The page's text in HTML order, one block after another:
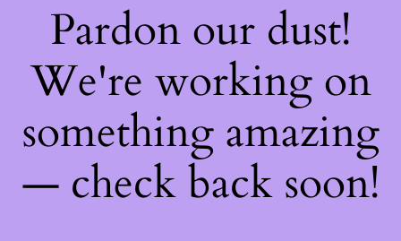
Pardon our dust!
We're working on
something amazing
— check back soon!